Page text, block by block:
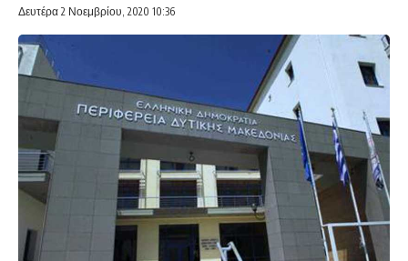
Δευτέρα 2 Νοεμβρίου, 2020 10:36